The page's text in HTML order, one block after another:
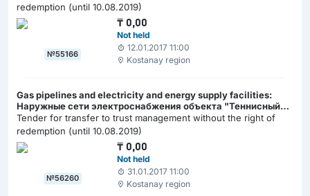
redemption (until 10.08.2019)
№55166
₸0,00
Not held
12.01.2017 11:00
Kostanay region
Gas pipelines and electricity and energy supply facilities:
Наружные сети электроснабжения объекта "Теннисный
центр", протяженностью 1176,4 м
Tender for transfer to trust management without the right of
redemption (until 10.08.2019)
№56260
₸0,00
Not held
31.01.2017 11:00
Kostanay region